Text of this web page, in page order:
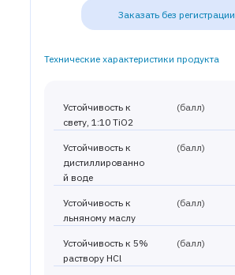
Заказать без регистрации
Технические характеристики продукта
Устойчивость к
свету, 1:10 TiO2
(балл)
Устойчивость к
дистиллированно
й воде
(балл)
Устойчивость к
льняному маслу
(балл)
Устойчивость к 5%
раствору HCl
(балл)